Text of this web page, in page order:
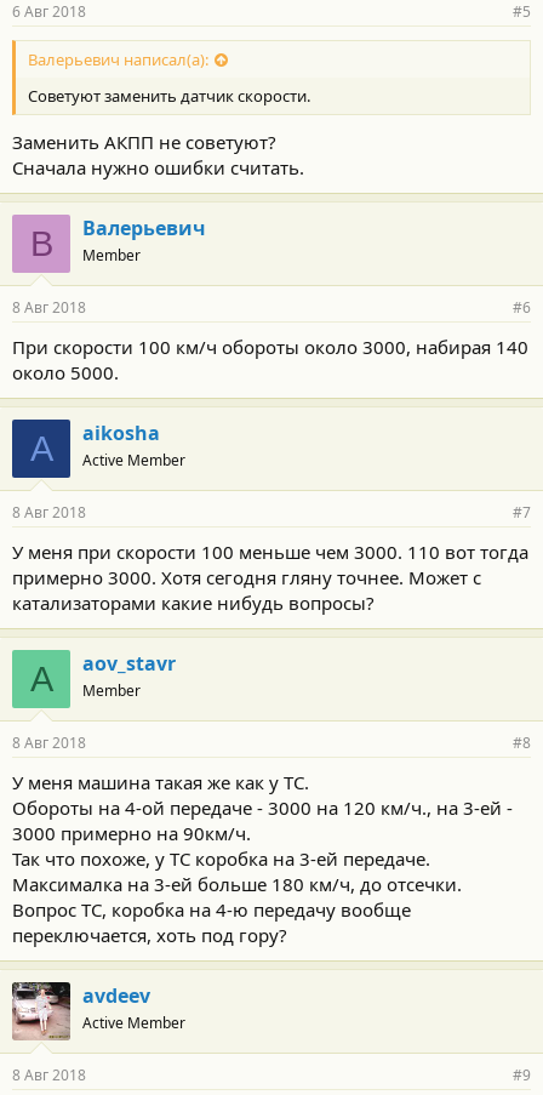
н
о
с
и
:
6 Авг 2018 #5
Валерьевич написал(а):
Советуют заменить датчик скорости.
Заменить АКПП не советуют?
Сначала нужно ошибки считать.
В Валерьевич
Member
8 Авг 2018 #6
При скорости 100 км/ч обороты около 3000, набирая 140
около 5000.
A aikosha
Active Member
8 Авг 2018 #7
У меня при скорости 100 меньше чем 3000. 110 вот тогда
примерно 3000. Хотя сегодня гляну точнее. Может с
катализаторами какие нибудь вопросы?
A aov_stavr
Member
8 Авг 2018 #8
У меня машина такая же как у ТС.
Обороты на 4-ой передаче - 3000 на 120 км/ч., на 3-ей -
3000 примерно на 90км/ч.
Так что похоже, у ТС коробка на 3-ей передаче.
Максималка на 3-ей больше 180 км/ч, до отсечки.
Вопрос ТС, коробка на 4-ю передачу вообще
переключается, хоть под гору?
avdeev
Active Member
8 Авг 2018 #9